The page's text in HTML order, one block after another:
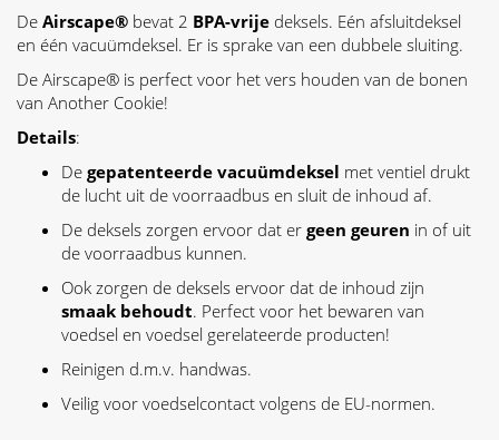
De Airscape® bevat 2 BPA-vrije deksels. Eén afsluitdeksel
en één vacuümdeksel. Er is sprake van een dubbele sluiting.
De Airscape® is perfect voor het vers houden van de bonen
van Another Cookie!
Details:
De gepatenteerde vacuümdeksel met ventiel drukt
de lucht uit de voorraadbus en sluit de inhoud af.
De deksels zorgen ervoor dat er geen geuren in of uit
de voorraadbus kunnen.
Ook zorgen de deksels ervoor dat de inhoud zijn
smaak behoudt. Perfect voor het bewaren van
voedsel en voedsel gerelateerde producten!
Reinigen d.m.v. handwas.
Veilig voor voedselcontact volgens de EU-normen.